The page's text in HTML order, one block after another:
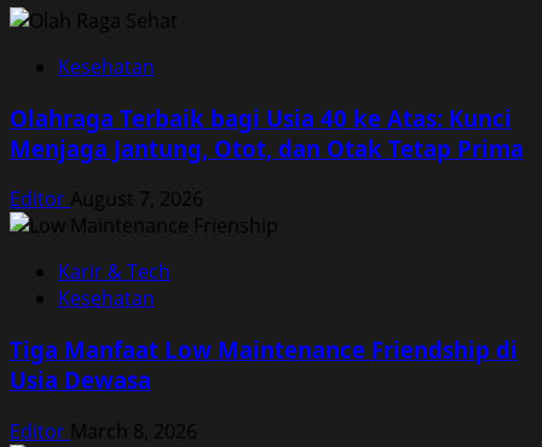
Kesehatan
Olahraga Terbaik bagi Usia 40 ke Atas: Kunci
Menjaga Jantung, Otot, dan Otak Tetap Prima
Editor August 7, 2026
Karir & Tech
Kesehatan
Tiga Manfaat Low Maintenance Friendship di
Usia Dewasa
Editor March 8, 2026